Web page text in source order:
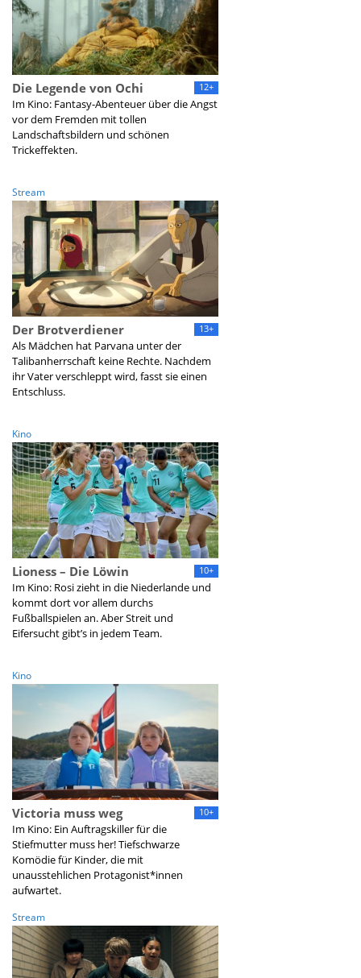
12+
Die Legende von Ochi
Im Kino: Fantasy-Abenteuer über die Angst
vor dem Fremden mit tollen
Landschaftsbildern und schönen
Trickeffekten.
Stream
13+
Der Brotverdiener
Als Mädchen hat Parvana unter der
Talibanherrschaft keine Rechte. Nachdem
ihr Vater verschleppt wird, fasst sie einen
Entschluss.
Kino
10+
Lioness – Die Löwin
Im Kino: Rosi zieht in die Niederlande und
kommt dort vor allem durchs
Fußballspielen an. Aber Streit und
Eifersucht gibt’s in jedem Team.
Kino
10+
Victoria muss weg
Im Kino: Ein Auftragskiller für die
Stiefmutter muss her! Tiefschwarze
Komödie für Kinder, die mit
unausstehlichen Protagonist*innen
aufwartet.
Stream